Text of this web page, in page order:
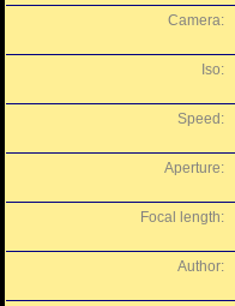
Camera:
Iso:
Speed:
Aperture:
Focal length:
Author: